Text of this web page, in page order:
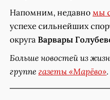
Напомним, недавномы
успехе сильнейших
округаВарвары
Больше новостей из
группегазеты «Марёво».